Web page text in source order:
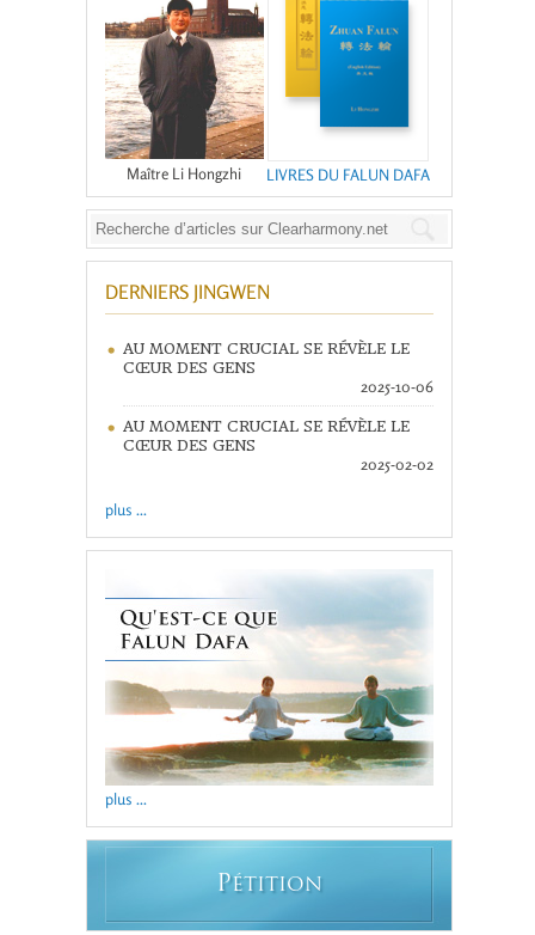
Maître Li Hongzhi LIVRES DU FALUN DAFA
DERNIERS JINGWEN
AU MOMENT CRUCIAL SE RÉVÈLE LE
CŒUR DES GENS
2025-10-06
AU MOMENT CRUCIAL SE RÉVÈLE LE
CŒUR DES GENS
2025-02-02
plus ...
plus ...
PÉTITION